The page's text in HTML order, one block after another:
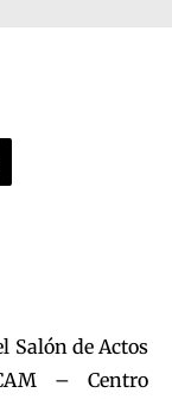
Salón de Actos
– Centro